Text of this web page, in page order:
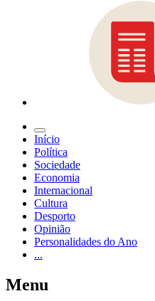
Início
Política
Sociedade
Economia
Internacional
Cultura
Desporto
Opinião
Personalidades do Ano
...
Menu